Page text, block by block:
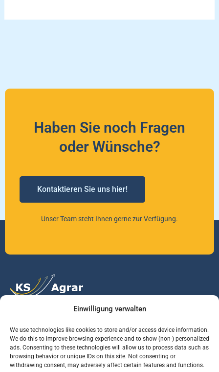
Einwilligung verwalten
We use technologies like cookies to store and/or access device information.
We do this to improve browsing experience and to show (non-) personalized
ads. Consenting to these technologies will allow us to process data such as
browsing behavior or unique IDs on this site. Not consenting or
withdrawing consent, may adversely affect certain features and functions.
Haben Sie noch Fragen
oder Wünsche?
Kontaktieren Sie uns hier!
Unser Team steht Ihnen gerne zur Verfügung.
Vertrauen Sie auf unsere Expertise im Agrarmarkt.
Services Jobs Informationen